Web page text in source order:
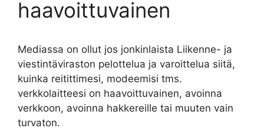
haavoittuvainen
Mediassa on ollut jos jonkinlaista Liikenne- ja
viestintäviraston pelottelua ja varoittelua siitä,
kuinka reitittimesi, modeemisi tms.
verkkolaitteesi on haavoittuvainen, avoinna
verkkoon, avoinna hakkereille tai muuten vain
turvaton.